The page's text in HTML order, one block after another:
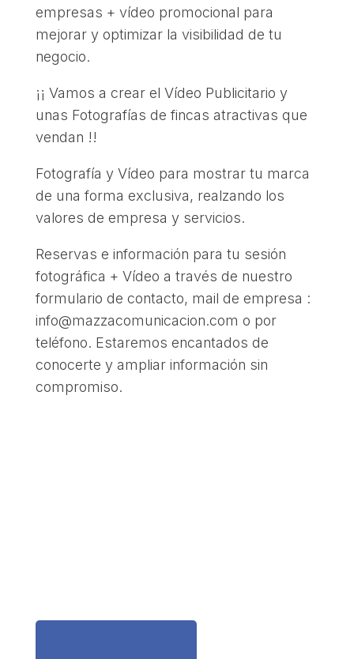
empresas + vídeo promocional para
mejorar y optimizar la visibilidad de tu
negocio.
¡¡ Vamos a crear el Vídeo Publicitario y
unas Fotografías de fincas atractivas que
vendan !!
Fotografía y Vídeo para mostrar tu marca
de una forma exclusiva, realzando los
valores de empresa y servicios.
Reservas e información para tu sesión
fotográfica + Vídeo a través de nuestro
formulario de contacto, mail de empresa :
info@mazzacomunicacion.com o por
teléfono. Estaremos encantados de
conocerte y ampliar información sin
compromiso.